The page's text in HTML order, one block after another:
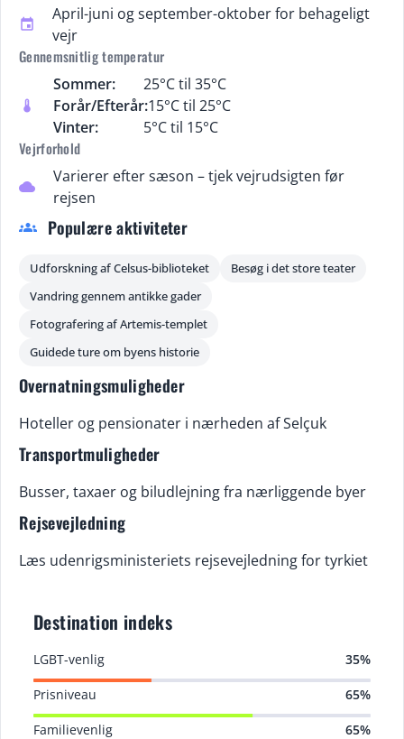
event
April-juni og september-oktober for behageligt
vejr
Gennemsnitlig temperatur
thermostat
Sommer:
25°C til 35°C
Forår/Efterår:15°C til 25°C
Vinter:
5°C til 15°C
Vejrforhold
cloud
Varierer efter sæson – tjek vejrudsigten før
rejsen
groups Populære aktiviteter
Udforskning af Celsus-biblioteket
Besøg i det store teater
Vandring gennem antikke gader
Fotografering af Artemis-templet
Guidede ture om byens historie
Overnatningsmuligheder
Hoteller og pensionater i nærheden af Selçuk
Transportmuligheder
Busser, taxaer og biludlejning fra nærliggende byer
Rejsevejledning
Læs udenrigsministeriets rejsevejledning for tyrkiet
Destination indeks
LGBT-venlig 35%
Prisniveau 65%
Familievenlig 65%